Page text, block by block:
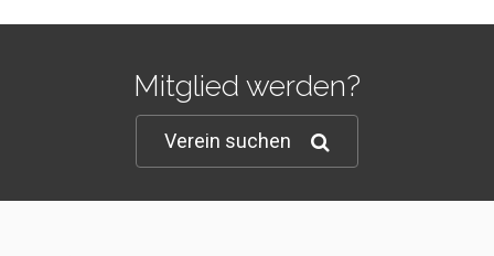
Mitglied werden?
Verein suchen